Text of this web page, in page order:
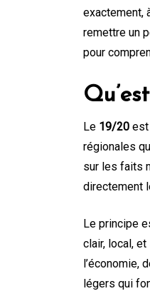
exactement,
remettre un
pour
Le 19/20 est
régionales
sur les faits
directement
Le principe
clair, local,
l’économie,
légers qui